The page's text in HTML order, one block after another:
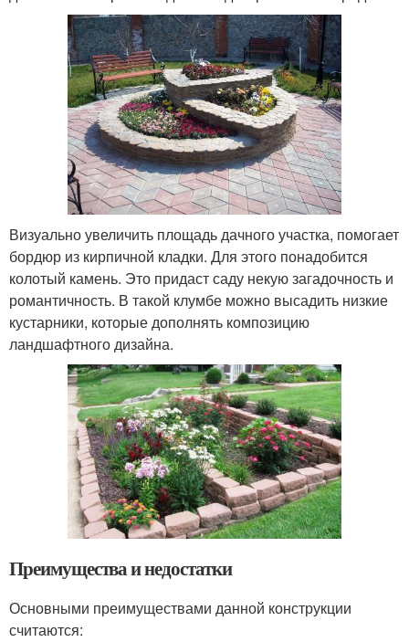
Визуально увеличить площадь дачного участка, помогает
бордюр из кирпичной кладки. Для этого понадобится
колотый камень. Это придаст саду некую загадочность и
романтичность. В такой клумбе можно высадить низкие
кустарники, которые дополнять композицию
ландшафтного дизайна.
Преимущества и недостатки
Основными преимуществами данной конструкции
считаются: